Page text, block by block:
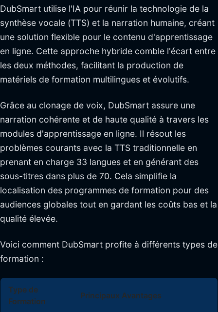
DubSmart utilise l'IA pour réunir la technologie de la
synthèse vocale (TTS) et la narration humaine, créant
une solution flexible pour le contenu d'apprentissage
en ligne. Cette approche hybride comble l'écart entre
les deux méthodes, facilitant la production de
matériels de formation multilingues et évolutifs.
Grâce au clonage de voix, DubSmart assure une
narration cohérente et de haute qualité à travers les
modules d'apprentissage en ligne. Il résout les
problèmes courants avec la TTS traditionnelle en
prenant en charge 33 langues et en générant des
sous-titres dans plus de 70. Cela simplifie la
localisation des programmes de formation pour des
audiences globales tout en gardant les coûts bas et la
qualité élevée.
Voici comment DubSmart profite à différents types de
formation :
Type de
Formation
Principaux Avantages